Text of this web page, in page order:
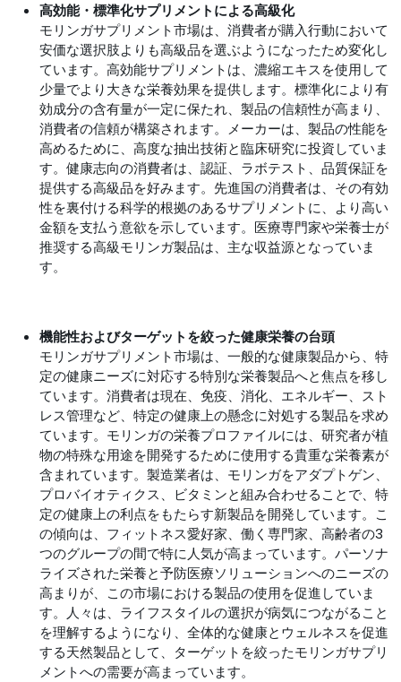
高効能・標準化サプリメントによる高級化
モリンガサプリメント市場は、消費者が購入行動において
安価な選択肢よりも高級品を選ぶようになったため変化し
ています。高効能サプリメントは、濃縮エキスを使用して
少量でより大きな栄養効果を提供します。標準化により有
効成分の含有量が一定に保たれ、製品の信頼性が高まり、
消費者の信頼が構築されます。メーカーは、製品の性能を
高めるために、高度な抽出技術と臨床研究に投資していま
す。健康志向の消費者は、認証、ラボテスト、品質保証を
提供する高級品を好みます。先進国の消費者は、その有効
性を裏付ける科学的根拠のあるサプリメントに、より高い
金額を支払う意欲を示しています。医療専門家や栄養士が
推奨する高級モリンガ製品は、主な収益源となっていま
す。
機能性およびターゲットを絞った健康栄養の台頭
モリンガサプリメント市場は、一般的な健康製品から、特
定の健康ニーズに対応する特別な栄養製品へと焦点を移し
ています。消費者は現在、免疫、消化、エネルギー、スト
レス管理など、特定の健康上の懸念に対処する製品を求め
ています。モリンガの栄養プロファイルには、研究者が植
物の特殊な用途を開発するために使用する貴重な栄養素が
含まれています。製造業者は、モリンガをアダプトゲン、
プロバイオティクス、ビタミンと組み合わせることで、特
定の健康上の利点をもたらす新製品を開発しています。こ
の傾向は、フィットネス愛好家、働く専門家、高齢者の3
つのグループの間で特に人気が高まっています。パーソナ
ライズされた栄養と予防医療ソリューションへのニーズの
高まりが、この市場における製品の使用を促進していま
す。人々は、ライフスタイルの選択が病気につながること
を理解するようになり、全体的な健康とウェルネスを促進
する天然製品として、ターゲットを絞ったモリンガサプリ
メントへの需要が高まっています。